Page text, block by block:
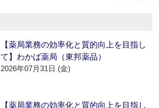
【薬局業務の効率化と質的向上を目指し
て】わかば薬局（東邦薬品）
2026年07月31日 (金)
【薬局業務の効率化と質的向上を目指し